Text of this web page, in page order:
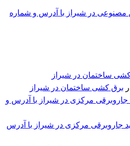
در شیراز با آدرس و شماره
ساختمان در شیراز
برق کشی ساختمان در شیراز
جاروبرقی مرکزی در شیراز با آدرس و
جاروبرقی مرکزی در شیراز با آدرس